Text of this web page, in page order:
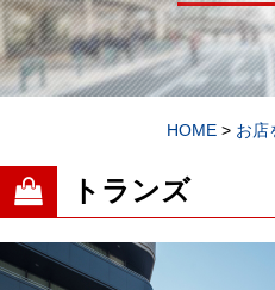
HOME > お店
トランズ